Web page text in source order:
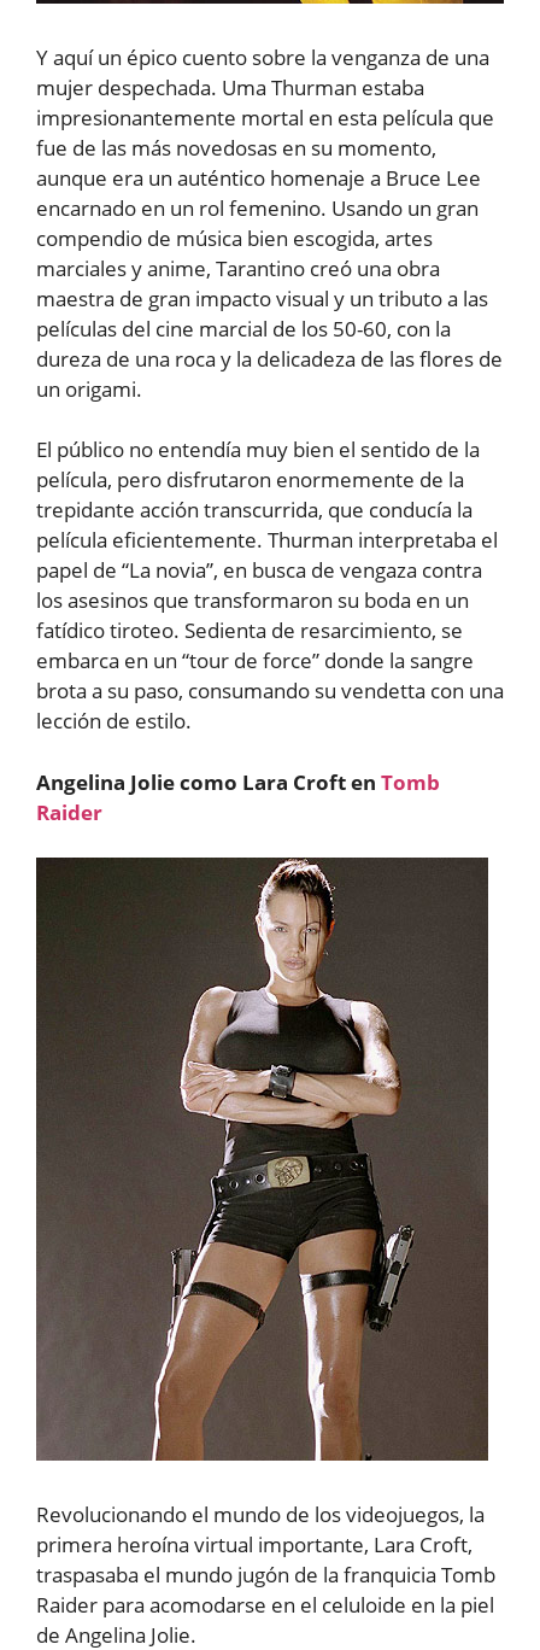
Y aquí un épico cuento sobre la venganza de una
mujer despechada. Uma Thurman estaba
impresionantemente mortal en esta película que
fue de las más novedosas en su momento,
aunque era un auténtico homenaje a Bruce Lee
encarnado en un rol femenino. Usando un gran
compendio de música bien escogida, artes
marciales y anime, Tarantino creó una obra
maestra de gran impacto visual y un tributo a las
películas del cine marcial de los 50-60, con la
dureza de una roca y la delicadeza de las flores de
un origami.
El público no entendía muy bien el sentido de la
película, pero disfrutaron enormemente de la
trepidante acción transcurrida, que conducía la
película eficientemente. Thurman interpretaba el
papel de “La novia”, en busca de vengaza contra
los asesinos que transformaron su boda en un
fatídico tiroteo. Sedienta de resarcimiento, se
embarca en un “tour de force” donde la sangre
brota a su paso, consumando su vendetta con una
lección de estilo.
Angelina Jolie como Lara Croft en Tomb
Raider
Revolucionando el mundo de los videojuegos, la
primera heroína virtual importante, Lara Croft,
traspasaba el mundo jugón de la franquicia Tomb
Raider para acomodarse en el celuloide en la piel
de Angelina Jolie.